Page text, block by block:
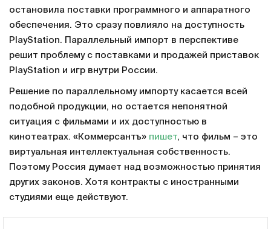
остановила поставки программного и аппаратного
обеспечения. Это сразу повлияло на доступность
PlayStation. Параллельный импорт в перспективе
решит проблему с поставками и продажей приставок
PlayStation и игр внутри России.
Решение по параллельному импорту касается всей
подобной продукции, но остается непонятной
ситуация с фильмами и их доступностью в
кинотеатрах. «Коммерсантъ» пишет, что фильм – это
виртуальная интеллектуальная собственность.
Поэтому Россия думает над возможностью принятия
других законов. Хотя контракты с иностранными
студиями еще действуют.